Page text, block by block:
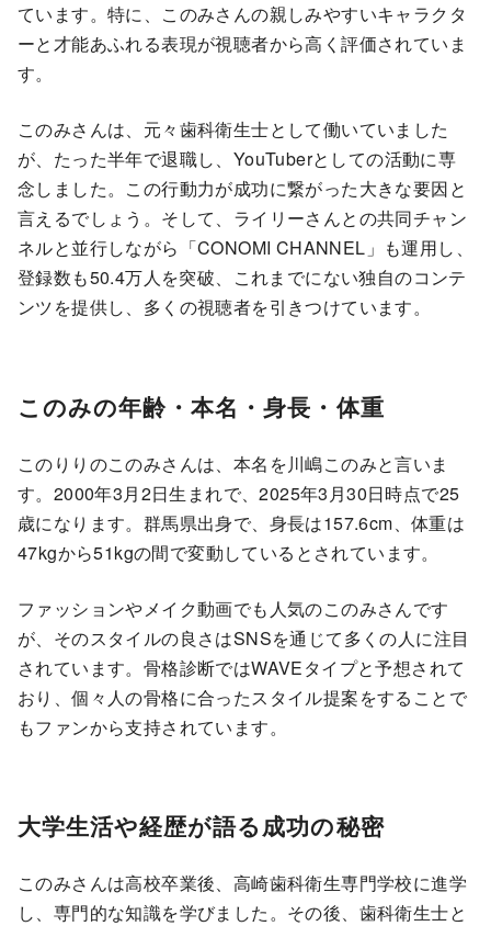
ています。特に、このみさんの親しみやすいキャラクタ
ーと才能あふれる表現が視聴者から高く評価されていま
す。
このみさんは、元々歯科衛生士として働いていました
が、たった半年で退職し、YouTuberとしての活動に専
念しました。この行動力が成功に繋がった大きな要因と
言えるでしょう。そして、ライリーさんとの共同チャン
ネルと並行しながら「CONOMI CHANNEL」も運用し、
登録数も50.4万人を突破、これまでにない独自のコンテ
ンツを提供し、多くの視聴者を引きつけています。
このみの年齢・本名・身長・体重
このりりのこのみさんは、本名を川嶋このみと言いま
す。2000年3月2日生まれで、2025年3月30日時点で25
歳になります。群馬県出身で、身長は157.6cm、体重は
47kgから51kgの間で変動しているとされています。
ファッションやメイク動画でも人気のこのみさんです
が、そのスタイルの良さはSNSを通じて多くの人に注目
されています。骨格診断ではWAVEタイプと予想されて
おり、個々人の骨格に合ったスタイル提案をすることで
もファンから支持されています。
大学生活や経歴が語る成功の秘密
このみさんは高校卒業後、高崎歯科衛生専門学校に進学
し、専門的な知識を学びました。その後、歯科衛生士と